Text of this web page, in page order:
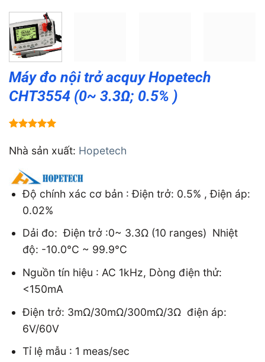
Máy đo nội trở acquy Hopetech
CHT3554 (0~ 3.3Ω; 0.5% )
dựa trên
đánh giá
Nhà sản xuất: Hopetech
Độ chính xác cơ bản : Điện trở: 0.5% , Điện áp:
0.02%
Dải đo: Điện trở :0~ 3.3Ω (10 ranges) Nhiệt
độ: -10.0°C ~ 99.9°C
Nguồn tín hiệu : AC 1kHz, Dòng điện thử:
<150mA
Điện trở: 3mΩ/30mΩ/300mΩ/3Ω điện áp:
6V/60V
Tỉ lệ mẫu : 1 meas/sec